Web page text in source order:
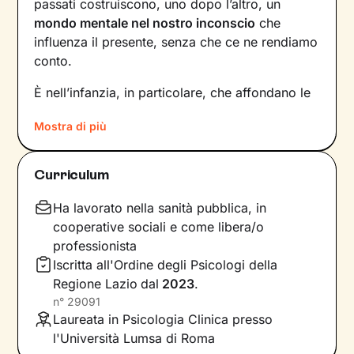
passati costruiscono, uno dopo l’altro, un
mondo mentale nel nostro inconscio che
influenza il presente, senza che ce ne rendiamo
conto.
È nell’infanzia, in particolare, che affondano le
e agire: leesperienze vissute in famiglia
infatti, vengono apprese, memorizzate e
riproposte nelle relazioni successive.
che in età adulta si attivano in maniera
automatica - è la chiave per innescare il
cambiamento.
Conoscere noi stessi significa portare alla luce
ciò che per tanto tempo è rimasto dietro le
quinte: raggiungere questo tipo di
consapevolezza è il primo passo necessario
Mostra di più
Curriculum
Ha lavorato nella sanità pubblica, in
cooperative sociali e come libera/o
professionista
Iscritta all'Ordine degli Psicologi della
Regione Lazio dal 2023.
n° 29091
Laureata in Psicologia Clinica presso
l'Università Lumsa di Roma